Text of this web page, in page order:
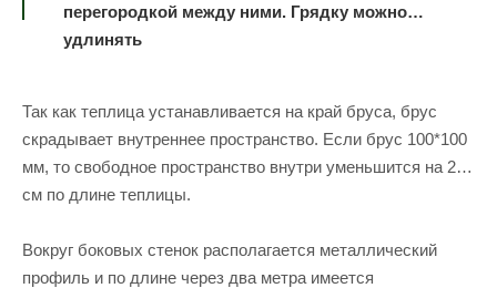
перегородкой между ними. Грядку можно
удлинять
Так как теплица устанавливается на край бруса, брус
скрадывает внутреннее пространство. Если брус 100*100
мм, то свободное пространство внутри уменьшится на 20
см по длине теплицы.
Вокруг боковых стенок располагается металлический
профиль и по длине через два метра имеется